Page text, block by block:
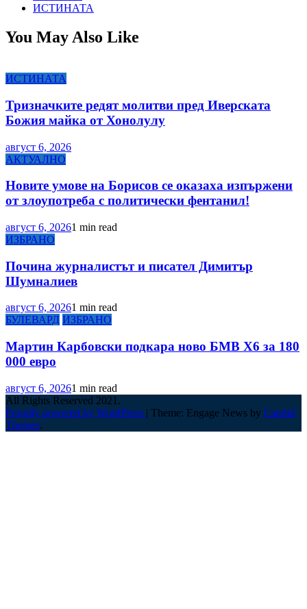
ИСТИНАТА
You May Also Like
ИСТИНАТА
Тризначките редят молитви пред Иверската
Божия майка от Хонолулу
август 6, 2026
АКТУАЛНО
Новите умове на Борисов се оказаха изпържени
от злоупотреба с политически фентанил!
август 6, 20261 min read
ИЗБРАНО
Почина журналистът и писател Димитър
Шумналиев
август 6, 20261 min read
БУЛЕВАРД ИЗБРАНО
Мартин Карбовски подкара ново БМВ Х6 за 180
000 евро
август 6, 20261 min read
All Rights Reserved 2021.
Proudly powered by WordPress | Theme: Engage News by Candid
Themes.